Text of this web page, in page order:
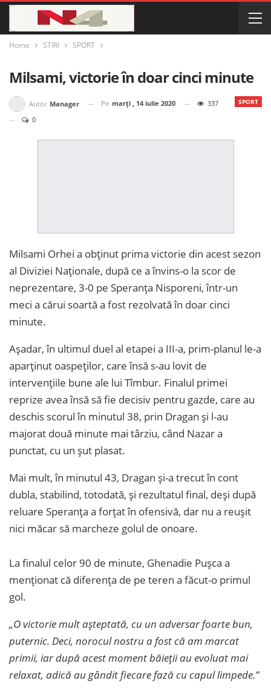
Home STIRI SPORT
Milsami, victorie în doar cinci minute
SPORT
Autor Manager Pe marți , 14 iulie 2020
337
0
Milsami Orhei a obținut prima victorie din acest sezon
al Diviziei Naționale, după ce a învins-o la scor de
neprezentare, 3-0 pe Speranța Nisporeni, într-un
meci a cărui soartă a fost rezolvată în doar cinci
minute.
Așadar, în ultimul duel al etapei a III-a, prim-planul le-a
aparținut oaspeților, care însă s-au lovit de
intervențiile bune ale lui Tîmbur. Finalul primei
reprize avea însă să fie decisiv pentru gazde, care au
deschis scorul în minutul 38, prin Dragan și l-au
majorat două minute mai târziu, când Nazar a
punctat, cu un șut plasat.
Mai mult, în minutul 43, Dragan și-a trecut în cont
dubla, stabilind, totodată, și rezultatul final, deși după
reluare Speranța a forțat în ofensivă, dar nu a reușit
nici măcar să marcheze golul de onoare.
La finalul celor 90 de minute, Ghenadie Pușca a
menționat că diferența de pe teren a făcut-o primul
gol.
„O victorie mult așteptată, cu un adversar foarte bun,
puternic. Deci, norocul nostru a fost că am marcat
primii, iar după acest moment băieții au evoluat mai
relaxat, adică au gândit fiecare fază cu capul limpede.”